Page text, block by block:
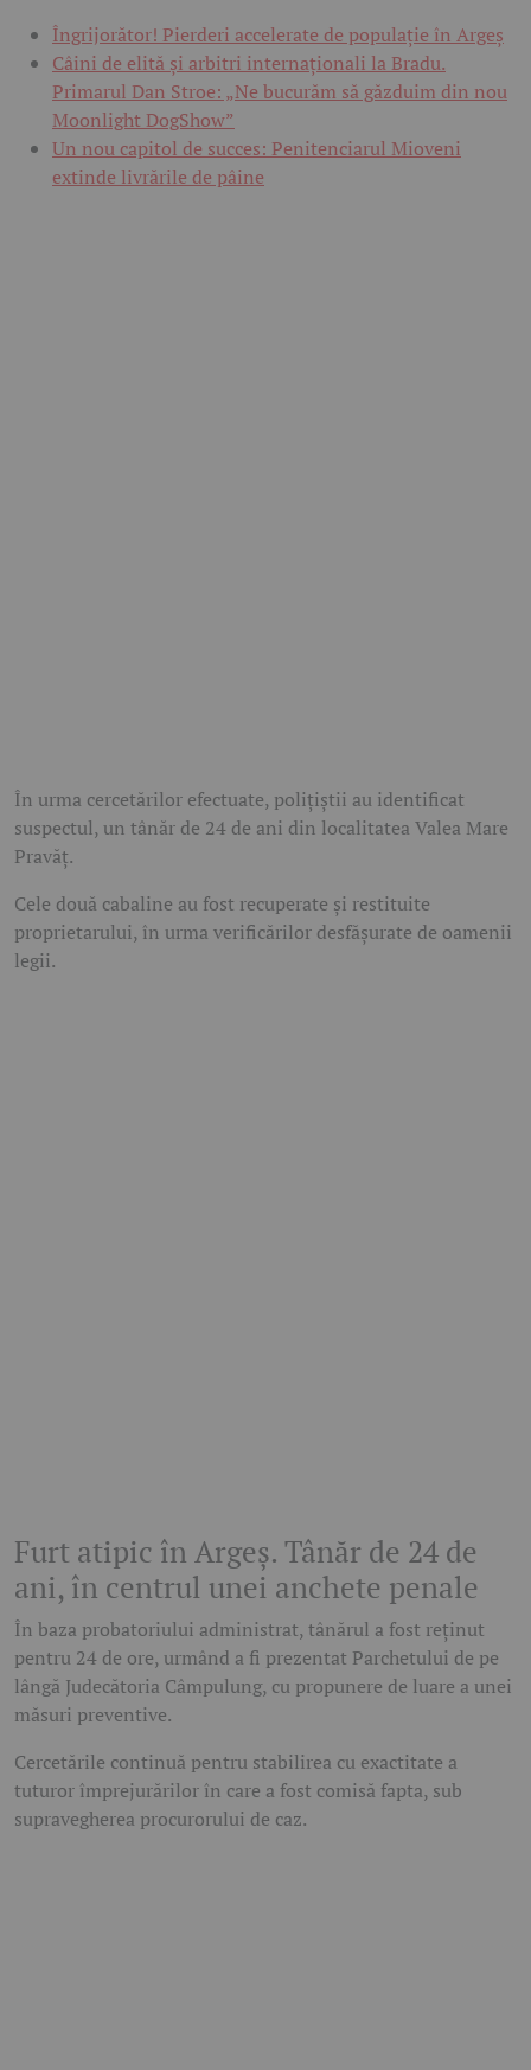
Îngrijorător! Pierderi accelerate de populație în Argeș
Câini de elită și arbitri internaționali la Bradu.
Primarul Dan Stroe: „Ne bucurăm să găzduim din nou
Moonlight DogShow”
Un nou capitol de succes: Penitenciarul Mioveni
extinde livrările de pâine
În urma cercetărilor efectuate, polițiștii au identificat
suspectul, un tânăr de 24 de ani din localitatea Valea Mare
Pravăț.
Cele două cabaline au fost recuperate și restituite
proprietarului, în urma verificărilor desfășurate de oamenii
legii.
Furt atipic în Argeș. Tânăr de 24 de
ani, în centrul unei anchete penale
În baza probatoriului administrat, tânărul a fost reținut
pentru 24 de ore, urmând a fi prezentat Parchetului de pe
lângă Judecătoria Câmpulung, cu propunere de luare a unei
măsuri preventive.
Cercetările continuă pentru stabilirea cu exactitate a
tuturor împrejurărilor în care a fost comisă fapta, sub
supravegherea procurorului de caz.